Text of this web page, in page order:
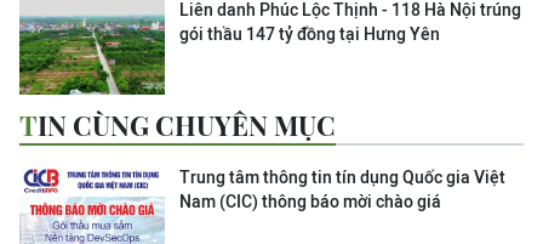
Liên danh Phúc Lộc Thịnh - 118 Hà Nội trúng
gói thầu 147 tỷ đồng tại Hưng Yên
TIN CÙNG CHUYÊN MỤC
Trung tâm thông tin tín dụng Quốc gia Việt
Nam (CIC) thông báo mời chào giá